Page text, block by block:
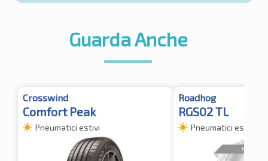
Guarda Anche
Crosswind
Comfort Peak
Pneumatici estivi
Roadhog
RGS02 TL
Pneumatici estivi